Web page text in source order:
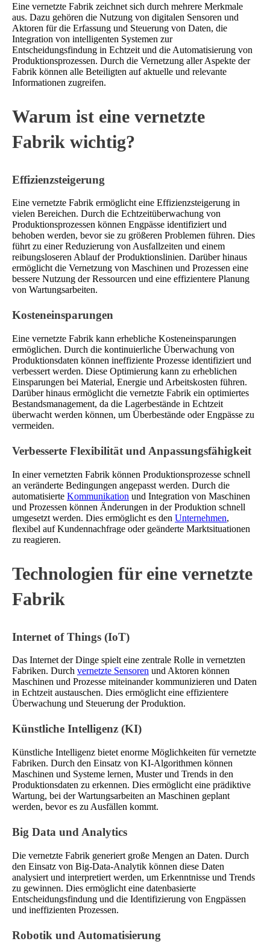
Eine vernetzte Fabrik zeichnet sich durch mehrere Merkmale
aus. Dazu gehören die Nutzung von digitalen Sensoren und
Aktoren für die Erfassung und Steuerung von Daten, die
Integration von intelligenten Systemen zur
Entscheidungsfindung in Echtzeit und die Automatisierung von
Produktionsprozessen. Durch die Vernetzung aller Aspekte der
Fabrik können alle Beteiligten auf aktuelle und relevante
Informationen zugreifen.
Warum ist eine vernetzte
Fabrik wichtig?
Effizienzsteigerung
Eine vernetzte Fabrik ermöglicht eine Effizienzsteigerung in
vielen Bereichen. Durch die Echtzeitüberwachung von
Produktionsprozessen können Engpässe identifiziert und
behoben werden, bevor sie zu größeren Problemen führen. Dies
führt zu einer Reduzierung von Ausfallzeiten und einem
reibungsloseren Ablauf der Produktionslinien. Darüber hinaus
ermöglicht die Vernetzung von Maschinen und Prozessen eine
bessere Nutzung der Ressourcen und eine effizientere Planung
von Wartungsarbeiten.
Kosteneinsparungen
Eine vernetzte Fabrik kann erhebliche Kosteneinsparungen
ermöglichen. Durch die kontinuierliche Überwachung von
Produktionsdaten können ineffiziente Prozesse identifiziert und
verbessert werden. Diese Optimierung kann zu erheblichen
Einsparungen bei Material, Energie und Arbeitskosten führen.
Darüber hinaus ermöglicht die vernetzte Fabrik ein optimiertes
Bestandsmanagement, da die Lagerbestände in Echtzeit
überwacht werden können, um Überbestände oder Engpässe zu
vermeiden.
Verbesserte Flexibilität und Anpassungsfähigkeit
In einer vernetzten Fabrik können Produktionsprozesse schnell
an veränderte Bedingungen angepasst werden. Durch die
automatisierte Kommunikation und Integration von Maschinen
und Prozessen können Änderungen in der Produktion schnell
umgesetzt werden. Dies ermöglicht es den Unternehmen,
flexibel auf Kundennachfrage oder geänderte Marktsituationen
zu reagieren.
Technologien für eine vernetzte
Fabrik
Internet of Things (IoT)
Das Internet der Dinge spielt eine zentrale Rolle in vernetzten
Fabriken. Durch vernetzte Sensoren und Aktoren können
Maschinen und Prozesse miteinander kommunizieren und Daten
in Echtzeit austauschen. Dies ermöglicht eine effizientere
Überwachung und Steuerung der Produktion.
Künstliche Intelligenz (KI)
Künstliche Intelligenz bietet enorme Möglichkeiten für vernetzte
Fabriken. Durch den Einsatz von KI-Algorithmen können
Maschinen und Systeme lernen, Muster und Trends in den
Produktionsdaten zu erkennen. Dies ermöglicht eine prädiktive
Wartung, bei der Wartungsarbeiten an Maschinen geplant
werden, bevor es zu Ausfällen kommt.
Big Data und Analytics
Die vernetzte Fabrik generiert große Mengen an Daten. Durch
den Einsatz von Big-Data-Analytik können diese Daten
analysiert und interpretiert werden, um Erkenntnisse und Trends
zu gewinnen. Dies ermöglicht eine datenbasierte
Entscheidungsfindung und die Identifizierung von Engpässen
und ineffizienten Prozessen.
Robotik und Automatisierung